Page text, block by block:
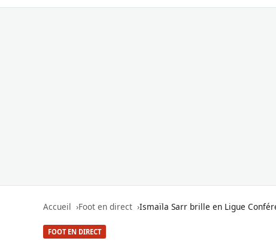
Accueil Foot en direct Ismaïla Sarr brille en Ligue
FOOT EN DIRECT